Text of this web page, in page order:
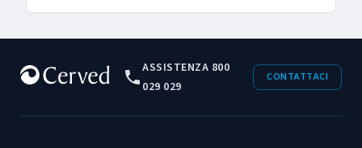
ASSISTENZA 800
029 029
CONTATTACI